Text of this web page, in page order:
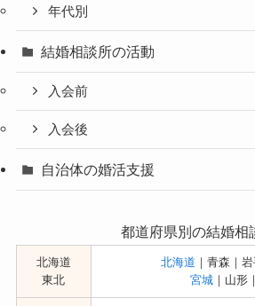
年代別
結婚相談所の活動
入会前
入会後
自治体の婚活支援
都道府県別の結婚相
北海道
東北
北海道 ｜青森｜
宮城｜山形｜